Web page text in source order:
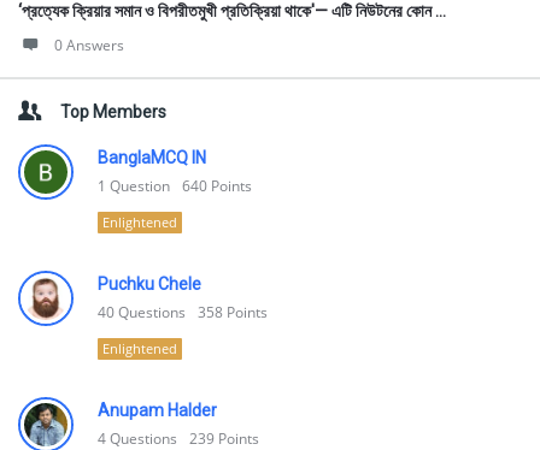
‘প্রত্যেক ক্রিয়ার সমান ও বিপরীতমুখী প্রতিক্রিয়া থাকে'— এটি নিউটনের কোন ...
0 Answers
Top Members
BanglaMCQ IN
1 Question 640 Points
Enlightened
Puchku Chele
40Questions 358 Points
Enlightened
Anupam Halder
4Questions 239 Points